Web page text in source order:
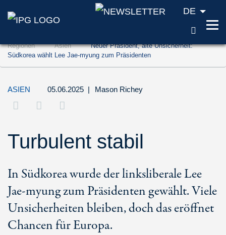
Zum Inhalt springen (Accesskey '1')
Zur Suche springen (Accesskey '2')
DE
Regionen Asien
Neuer Präsident, alte Unsicherheit:
Südkorea wählt Lee Jae-myung zum Präsidenten
ASIEN 05.06.2025 | Mason Richey
Turbulent stabil
In Südkorea wurde der linksliberale Lee
Jae-myung zum Präsidenten gewählt. Viele
Unsicherheiten bleiben, doch das eröffnet
Chancen für Europa.